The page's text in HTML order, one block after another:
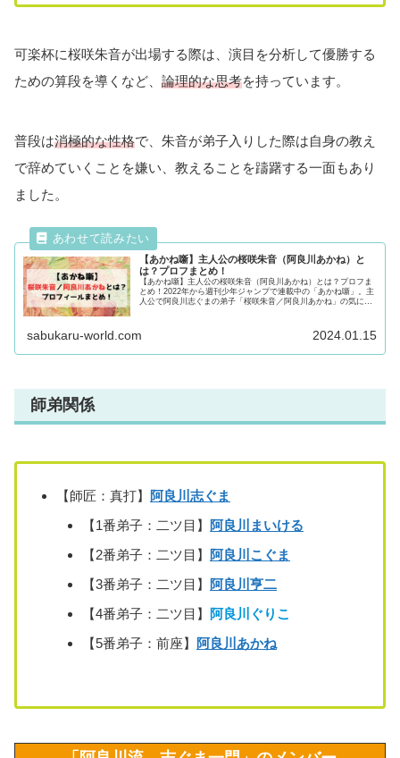
可楽杯に桜咲朱音が出場する際は、演目を分析して優勝する
ための算段を導くなど、 論理的な思考を持っています。
普段は消極的な性格で、朱音が弟子入りした際は自身の教え
で辞めていくことを嫌い、教えることを躊躇する一面もあり
ました。
【あかね噺】主人公の桜咲朱音（阿良川あかね）と
は？プロフまとめ！
【あかね噺】主人公の桜咲朱音（阿良川あかね）とは？プロフま
とめ！2022年から週刊少年ジャンプで連載中の「あかね噺」。主
人公で阿良川志ぐまの弟子「桜咲朱音／阿良川あかね」の気にな
sabukaru-world.com 2024.01.15
師弟関係
【師匠：真打】
阿良川志ぐま
【1番弟子：二ツ目】
阿良川まいける
【2番弟子：二ツ目】
阿良川こぐま
【3番弟子：二ツ目】
阿良川亨二
【4番弟子：二ツ目】
阿良川ぐりこ
【5番弟子：前座】
阿良川あかね